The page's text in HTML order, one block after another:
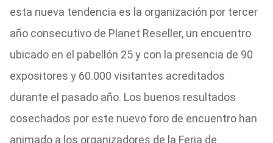
esta nueva tendencia es la organización por tercer
año consecutivo de Planet Reseller, un encuentro
ubicado en el pabellón 25 y con la presencia de 90
expositores y 60.000 visitantes acreditados
durante el pasado año. Los buenos resultados
cosechados por este nuevo foro de encuentro han
animado a los organizadores de la Feria de